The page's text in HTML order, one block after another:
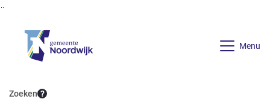
Menu
Zoeken